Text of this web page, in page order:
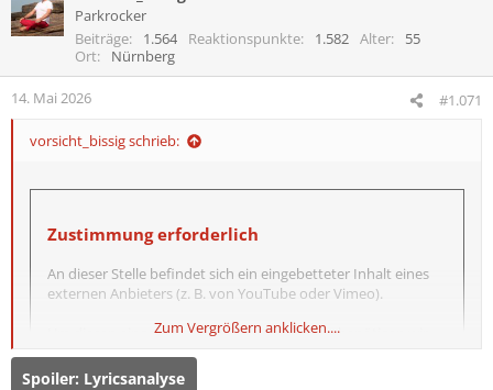
Parkrocker
Beiträge
1.564 Reaktionspunkte 1.582 Alter
55
Ort
Nürnberg
14. Mai 2026 #1.071
vorsicht_bissig schrieb:
Zustimmung erforderlich
An dieser Stelle befindet sich ein eingebetteter Inhalt eines
externen Anbieters (z. B. von YouTube oder Vimeo).
Um diesen eingebetteten Inhalt anzuzeigen, benötigen wir
deine Zustimmung zum Setzen von Drittanbieter-Cookies.
Zum Vergrößern anklicken....
Spoiler: Lyricsanalyse